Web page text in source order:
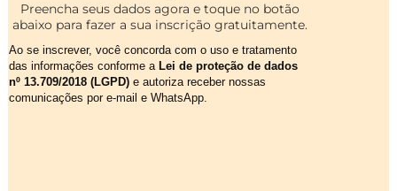
Preencha seus dados agora e toque no botão
abaixo para fazer a sua inscrição gratuitamente.
Ao se inscrever, você concorda com o uso e tratamento
das informações conforme a Lei de proteção de dados
nº 13.709/2018 (LGPD) e autoriza receber nossas
comunicações por e-mail e WhatsApp.